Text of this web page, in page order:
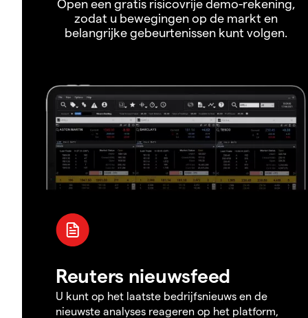
Open een gratis risicovrije demo-rekening,
zodat u bewegingen op de markt en
belangrijke gebeurtenissen kunt volgen.
Reuters nieuwsfeed
U kunt op het laatste bedrijfsnieuws en de
nieuwste analyses reageren op het platform,